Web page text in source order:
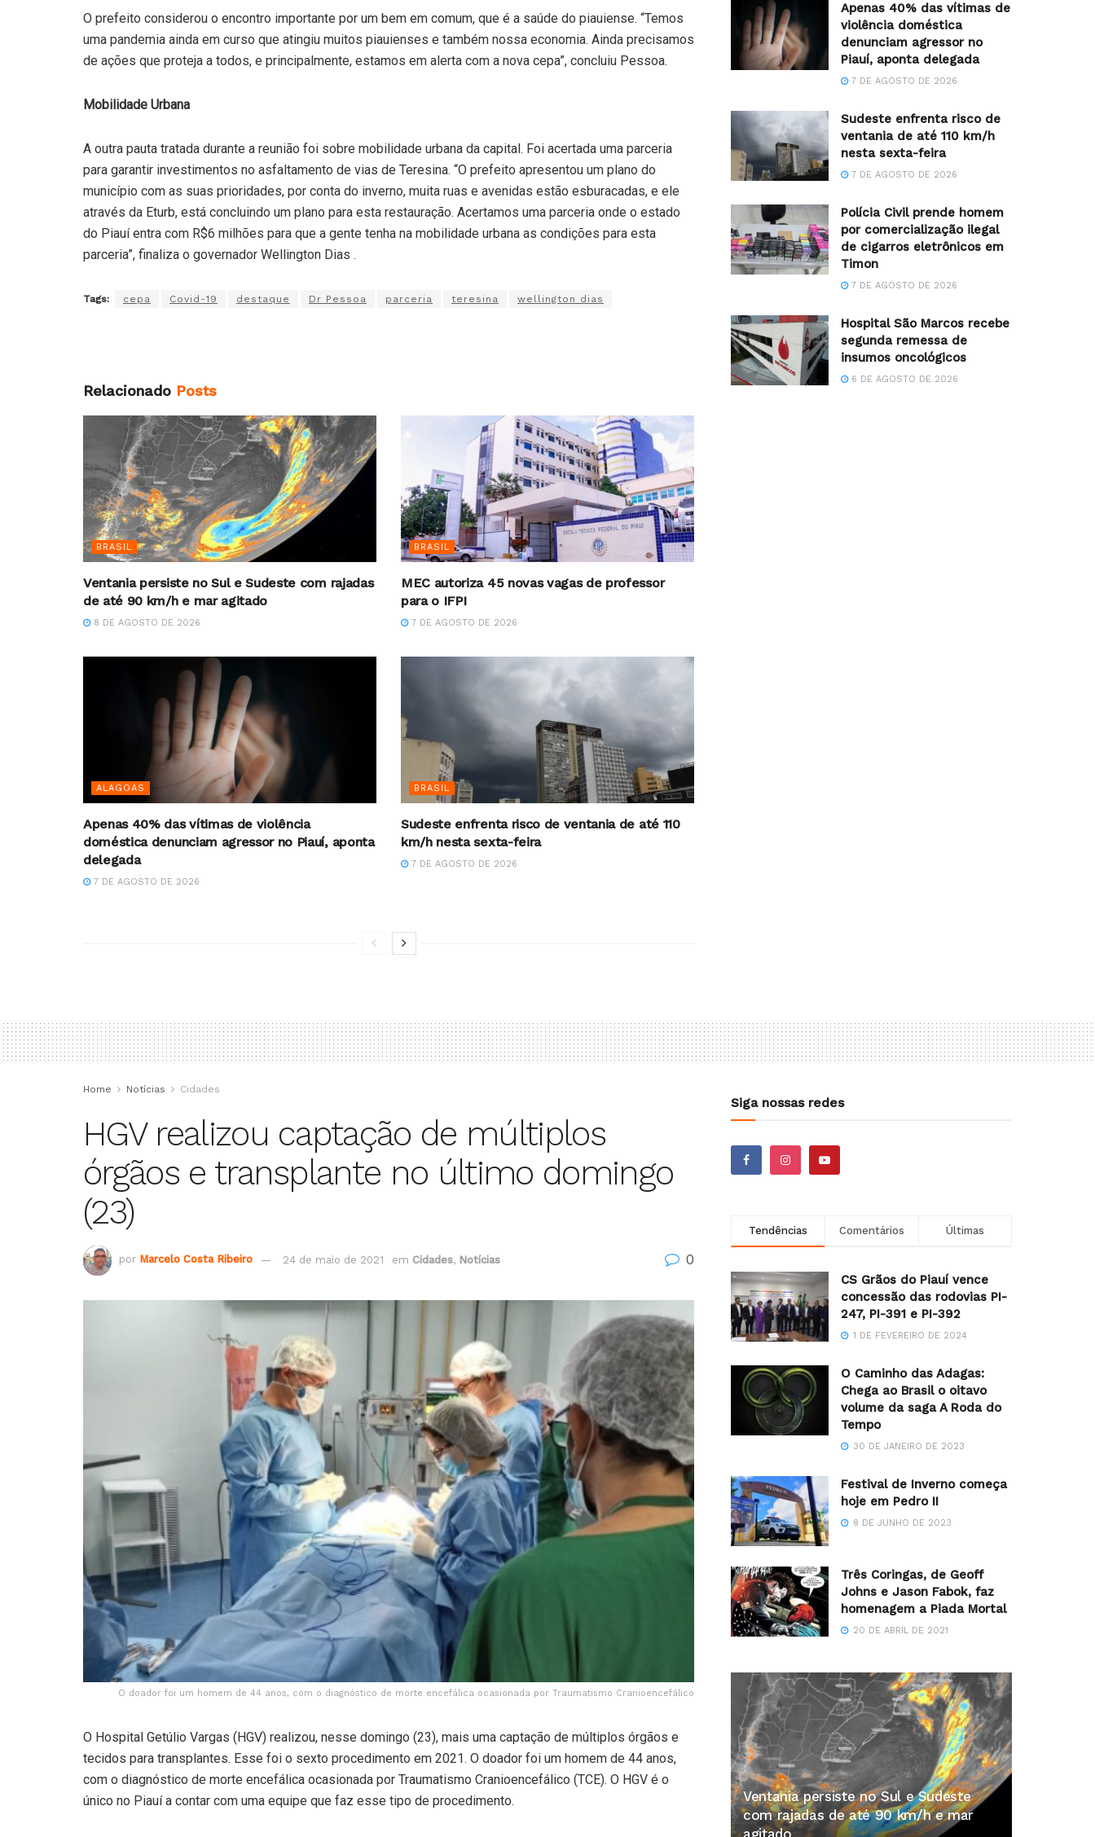
O prefeito considerou o encontro importante por um bem em comum, que é a saúde do piauiense. “Temos
uma pandemia ainda em curso que atingiu muitos piauienses e também nossa economia. Ainda precisamos
de ações que proteja a todos, e principalmente, estamos em alerta com a nova cepa”, concluiu Pessoa.
Mobilidade Urbana
A outra pauta tratada durante a reunião foi sobre mobilidade urbana da capital. Foi acertada uma parceria
para garantir investimentos no asfaltamento de vias de Teresina. “O prefeito apresentou um plano do
município com as suas prioridades, por conta do inverno, muita ruas e avenidas estão esburacadas, e ele
através da Eturb, está concluindo um plano para esta restauração. Acertamos uma parceria onde o estado
do Piauí entra com R$6 milhões para que a gente tenha na mobilidade urbana as condições para esta
parceria”, finaliza o governador Wellington Dias .
Tags: cepa Covid-19 destaque Dr Pessoa parceria teresina wellington dias
Relacionado Posts
BRASIL
Ventania persiste no Sul e Sudeste com rajadas
de até 90 km/h e mar agitado
8 DE AGOSTO DE 2026
BRASIL
MEC autoriza 45 novas vagas de professor
para o IFPI
7 DE AGOSTO DE 2026
ALAGOAS
Apenas 40% das vítimas de violência
doméstica denunciam agressor no Piauí, aponta
delegada
7 DE AGOSTO DE 2026
BRASIL
Sudeste enfrenta risco de ventania de até 110
km/h nesta sexta-feira
7 DE AGOSTO DE 2026
Apenas 40% das vítimas de
violência doméstica
denunciam agressor no
Piauí, aponta delegada
7 DE AGOSTO DE 2026
Sudeste enfrenta risco de
ventania de até 110 km/h
nesta sexta-feira
7 DE AGOSTO DE 2026
Polícia Civil prende homem
por comercialização ilegal
de cigarros eletrônicos em
Timon
7 DE AGOSTO DE 2026
Hospital São Marcos recebe
segunda remessa de
insumos oncológicos
6 DE AGOSTO DE 2026
Home Notícias Cidades
HGV realizou captação de múltiplos
órgãos e transplante no último domingo
(23)
por Marcelo Costa Ribeiro 24 de maio de 2021 em Cidades, Notícias 0
O doador foi um homem de 44 anos, com o diagnóstico de morte encefálica ocasionada por Traumatismo Cranioencefálico
O Hospital Getúlio Vargas (HGV) realizou, nesse domingo (23), mais uma captação de múltiplos órgãos e
tecidos para transplantes. Esse foi o sexto procedimento em 2021. O doador foi um homem de 44 anos,
com o diagnóstico de morte encefálica ocasionada por Traumatismo Cranioencefálico (TCE). O HGV é o
único no Piauí a contar com uma equipe que faz esse tipo de procedimento.
Siga nossas redes
Tendências Comentários Últimas
CS Grãos do Piauí vence
concessão das rodovias PI-
247, PI-391 e PI-392
1 DE FEVEREIRO DE 2024
O Caminho das Adagas:
Chega ao Brasil o oitavo
volume da saga A Roda do
Tempo
30 DE JANEIRO DE 2023
Festival de Inverno começa
hoje em Pedro II
8 DE JUNHO DE 2023
Três Coringas, de Geoff
Johns e Jason Fabok, faz
homenagem a Piada Mortal
20 DE ABRIL DE 2021
Ventania persiste no Sul e Sudeste
com rajadas de até 90 km/h e mar
agitado